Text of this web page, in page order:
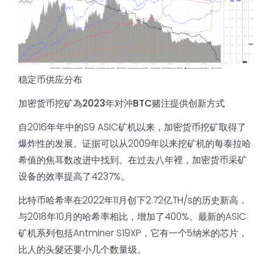
稳定币供应分布
加密货币挖矿為2023年对沖BTC赌注提供创新方式
自2016年年中的S9 ASIC矿机以来，加密货币挖矿取得了
爆炸性的发展。证据可以从2009年以来挖矿机的每泰拉哈
希值的焦耳数改进中找到。在过去八年裡，加密货币采矿
设备的效率提高了4237%。
比特币哈希率在2022年11月创下2.72亿TH/s的历史新高，
与2018年10月的哈希率相比，增加了400%。最新的ASIC
矿机系列包括Antminer S19XP，它有一个5纳米的芯片，
比人的头髮还要小几个数量级。